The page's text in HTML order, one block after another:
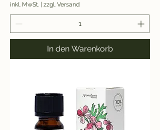
inkl. MwSt. | zzgl. Versand
In den Warenkorb